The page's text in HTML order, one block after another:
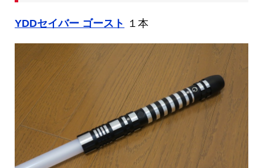
YDDセイバー ゴースト １本